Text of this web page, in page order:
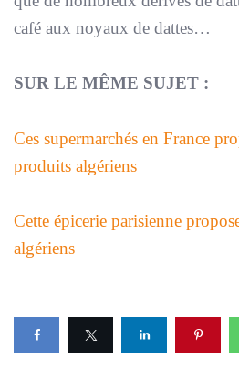
café aux noyaux de dattes…
SUR LE MÊME SUJET :
Ces supermarchés en France
produits algériens
Cette épicerie parisienne
algériens